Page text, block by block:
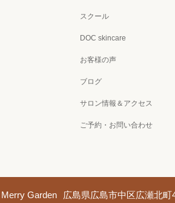
スクール
DOC skincare
お客様の声
ブログ
サロン情報＆アクセス
ご予約・お問い合わせ
Merry Garden 広島県広島市中区広瀬北町